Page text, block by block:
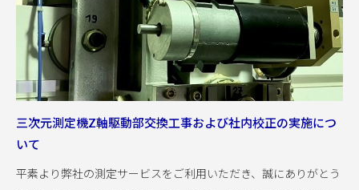
三次元測定機Z軸駆動部交換工事および社内校正の実施につ
いて
平素より弊社の測定サービスをご利用いただき、誠にありがとう